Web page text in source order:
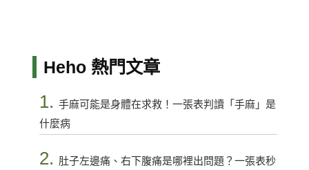
Heho 熱門文章
1. 手麻可能是身體在求救！一張表判讀「手麻」是
什麼病
2. 肚子左邊痛、右下腹痛是哪裡出問題？一張表秒